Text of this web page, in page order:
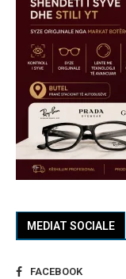
MEDIAT SOCIALE
FACEBOOK